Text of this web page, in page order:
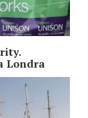
Londra